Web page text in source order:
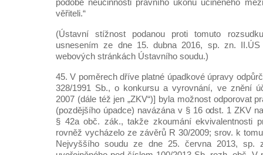
podobě neúčinnosti právního úkonu učiněného
věřiteli.“
(Ústavní stížnost podanou proti tomuto
usnesením ze dne 15. dubna 2016, sp. zn. II.ÚS
webových stránkách Ústavního soudu.)
45. V poměrech dříve platné úpadkové úpravy
328/1991 Sb., o konkursu a vyrovnání, ve znění
2007 (dále též jen „ZKV“)] byla možnost odporovat
(pozdějšího úpadce) navázána v § 16 odst. 1 ZKV
§ 42a obč. zák., takže zkoumání ekvivalentnosti
rovněž vycházelo ze závěrů R 30/2009; srov. k
Nejvyššího soudu ze dne 25. června 2013, sp.